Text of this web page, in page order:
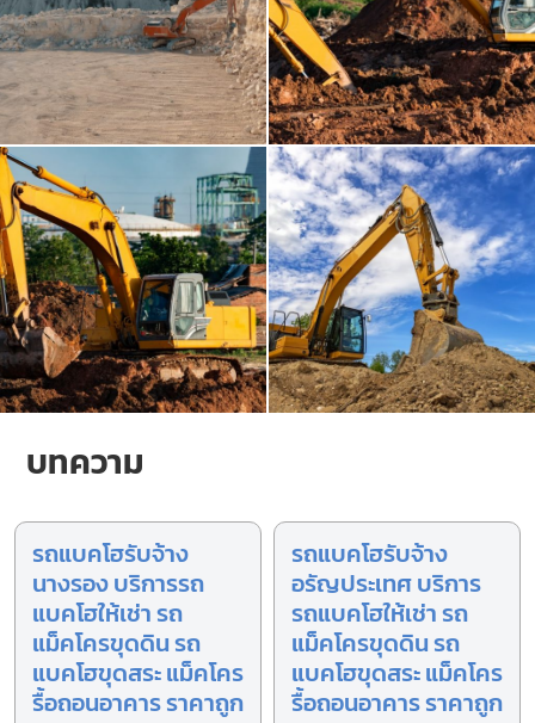
บทความ
รถแบคโฮรับจ้าง
นางรอง บริการรถ
แบคโฮให้เช่า รถ
แม็คโครขุดดิน รถ
แบคโฮขุดสระ แม็คโคร
รื้อถอนอาคาร ราคาถูก
รถแบคโฮรับจ้าง
อรัญประเทศ บริการ
รถแบคโฮให้เช่า รถ
แม็คโครขุดดิน รถ
แบคโฮขุดสระ แม็คโคร
รื้อถอนอาคาร ราคาถูก